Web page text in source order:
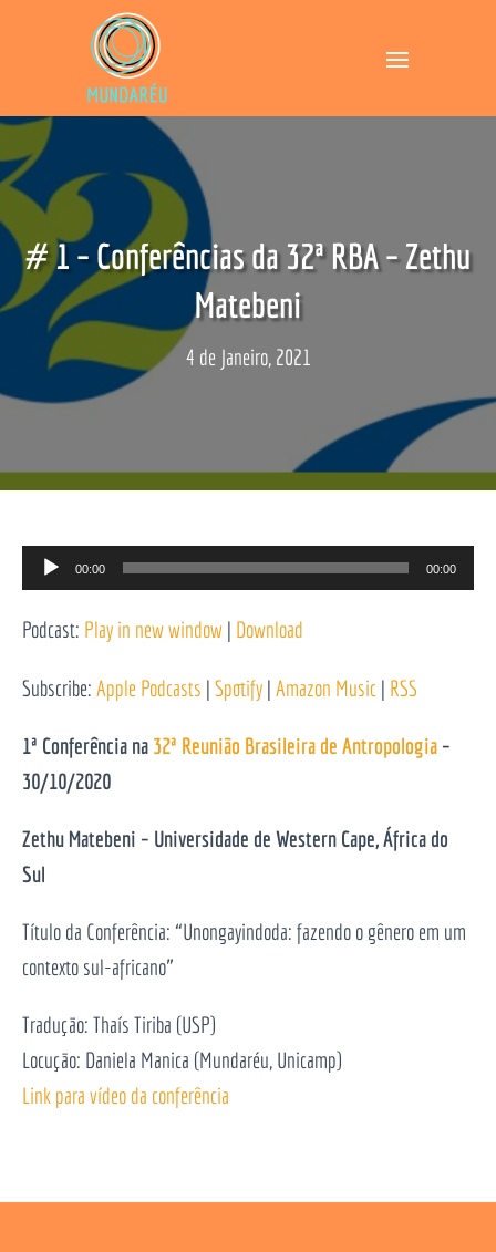
# 1 – Conferências da 32ª RBA – Zethu
Matebeni
4 de Janeiro, 2021
Reprodutor
de
áudio
00:00 00:00
Podcast: Play in new window | Download
Subscribe: Apple Podcasts | Spotify | Amazon Music | RSS
1ª Conferência na 32ª Reunião Brasileira de Antropologia –
30/10/2020
Zethu Matebeni – Universidade de Western Cape, África do
Sul
Título da Conferência: “Unongayindoda: fazendo o gênero em um
contexto sul-africano”
Tradução: Thaís Tiriba (USP)
Locução: Daniela Manica (Mundaréu, Unicamp)
Link para vídeo da conferência